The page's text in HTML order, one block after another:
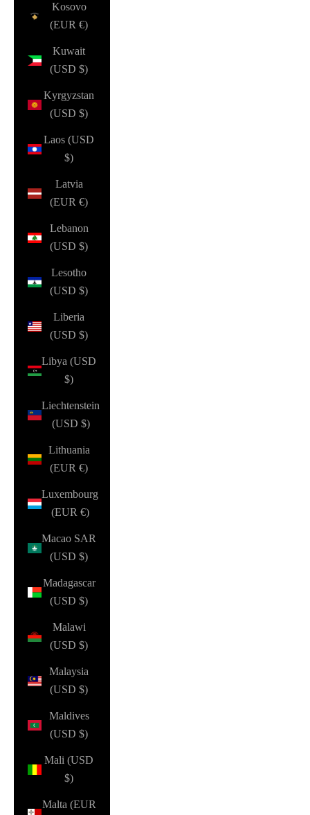
Kosovo
(EUR €)
Kuwait
(USD $)
Kyrgyzstan
(USD $)
Laos (USD
$)
Latvia
(EUR €)
Lebanon
(USD $)
Lesotho
(USD $)
Liberia
(USD $)
Libya (USD
$)
Liechtenstein
(USD $)
Lithuania
(EUR €)
Luxembourg
(EUR €)
Macao SAR
(USD $)
Madagascar
(USD $)
Malawi
(USD $)
Malaysia
(USD $)
Maldives
(USD $)
Mali (USD
$)
Malta (EUR